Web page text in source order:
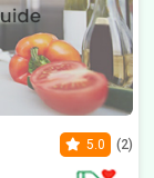
5.0 (2)